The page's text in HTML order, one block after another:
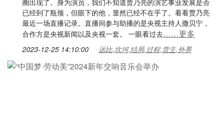
圈出现了。身为演员，我们不知道贾乃亮的演艺事业发展是否
已经到了瓶颈，但眼下的他，显然已经不在乎了。看看贾乃亮
最近一场直播记录。直播间参与助播的是央视主持人撒贝宁，
合作方是央视新闻以及央视一套。 一眼看过去……更多
2023-12-25 14:10:00 远比,坎坷,结局,过程,货主,外界